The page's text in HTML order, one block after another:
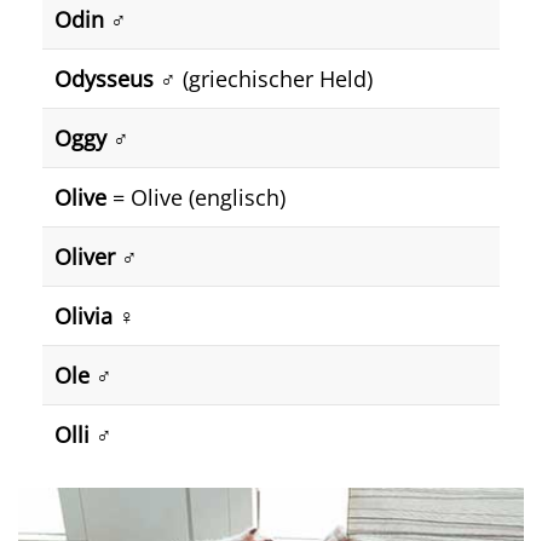
Odin ♂️
Odysseus ♂️ (griechischer Held)
Oggy♂️
Olive = Olive (englisch)
Oliver♂️
Olivia ♀️
Ole ♂️
Olli ♂️